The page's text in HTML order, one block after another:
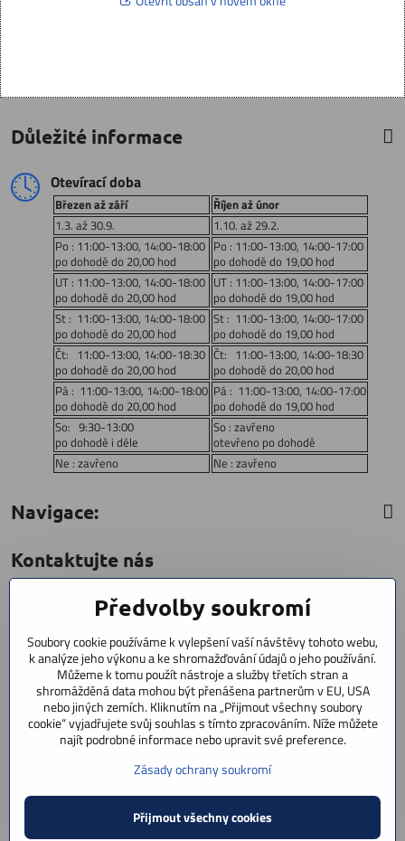
Důležité informace
Otevírací doba
Březen až září
Říjen až únor
1.3. až 30.9.
1.10. až 29.2.
Po : 11:00-13:00, 14:00-18:00
po dohodě do 20,00 hod
Po : 11:00-13:00, 14:00-17:00
po dohodě do 19,00 hod
UT : 11:00-13:00, 14:00-18:00
po dohodě do 20,00 hod
UT : 11:00-13:00, 14:00-17:00
po dohodě do 19,00 hod
St : 11:00-13:00, 14:00-18:00
po dohodě do 20,00 hod
St : 11:00-13:00, 14:00-17:00
po dohodě do 19,00 hod
Čt: 11:00-13:00, 14:00-18:30
po dohodě do 20,00 hod
Čt: 11:00-13:00, 14:00-18:30
po dohodě do 20,00 hod
Pá : 11:00-13:00, 14:00-18:00
po dohodě do 20,00 hod
Pá : 11:00-13:00, 14:00-17:00
po dohodě do 19,00 hod
So: 9:30-13:00
po dohodě i déle
So : zavřeno
otevřeno po dohodě
Ne : zavřeno
Ne : zavřeno
Navigace:
Kontaktujte nás
CYCLESTAR s​.r​.o​.
Praha 5 Radotín
153 00
+420 602 856 404
+420 723 603 807
servis
info​@cyclestar​.cz
©2026CopyrightPředvolby soukromíZásady ochrany soukromí
Předvolby soukromí
Soubory cookie používáme k vylepšení vaší návštěvy tohoto webu,
k analýze jeho výkonu a ke shromažďování údajů o jeho používání.
Můžeme k tomu použít nástroje a služby třetích stran a
shromážděná data mohou být přenášena partnerům v EU, USA
nebo jiných zemích. Kliknutím na „Přijmout všechny soubory
cookie“ vyjadřujete svůj souhlas s tímto zpracováním. Níže můžete
najít podrobné informace nebo upravit své preference.
Zásady ochrany soukromí
Přijmout všechny cookies